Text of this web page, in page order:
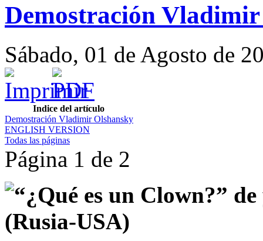
Demostración
Sábado, 01 de Agosto de
Indice del artículo
Demostración Vladimir Olshansky
ENGLISH VERSION
Todas las páginas
Página 1 de 2
“¿Qué es un Clown?”
(Rusia-USA)